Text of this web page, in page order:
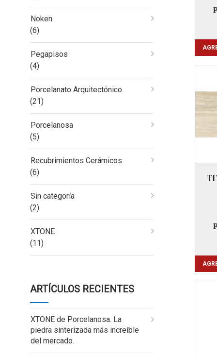
Noken
(6)
Pegapisos
(4)
Porcelanato Arquitectónico
(21)
Porcelanosa
(5)
Recubrimientos Cerámicos
(6)
Sin categoría
(2)
XTONE
(11)
ARTÍCULOS RECIENTES
XTONE de Porcelanosa. La
piedra sinterizada más increíble
del mercado.